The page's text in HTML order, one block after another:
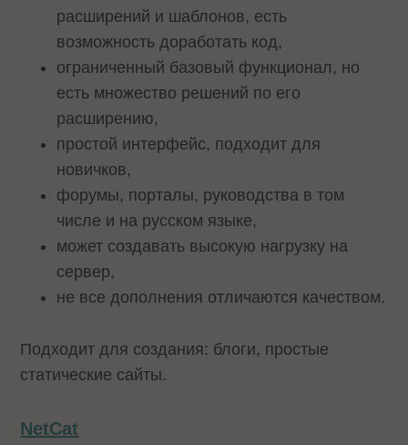
расширений и шаблонов, есть
возможность доработать код,
ограниченный базовый функционал, но
есть множество решений по его
расширению,
простой интерфейс, подходит для
новичков,
форумы, порталы, руководства в том
числе и на русском языке,
может создавать высокую нагрузку на
сервер,
не все дополнения отличаются качеством.
Подходит для создания: блоги, простые
статические сайты.
NetCat